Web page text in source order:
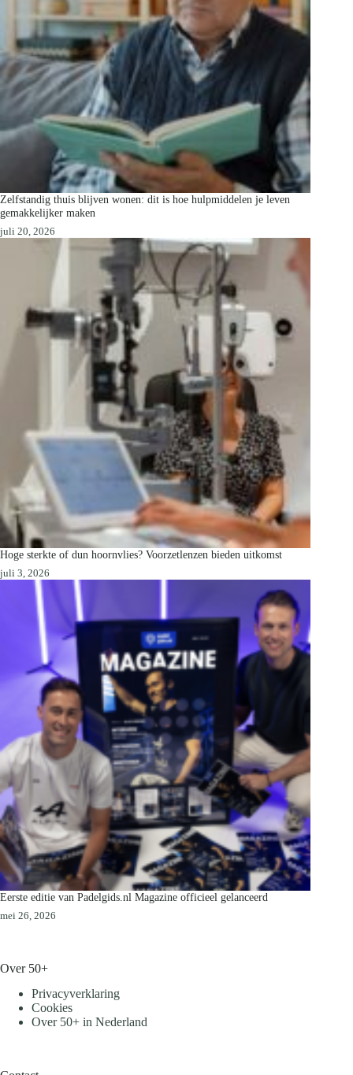
Zelfstandig thuis blijven wonen: dit is hoe hulpmiddelen je leven
gemakkelijker maken
juli 20, 2026
Hoge sterkte of dun hoornvlies? Voorzetlenzen bieden uitkomst
juli 3, 2026
Eerste editie van Padelgids.nl Magazine officieel gelanceerd
mei 26, 2026
Over 50+
Privacyverklaring
Cookies
Over 50+ in Nederland